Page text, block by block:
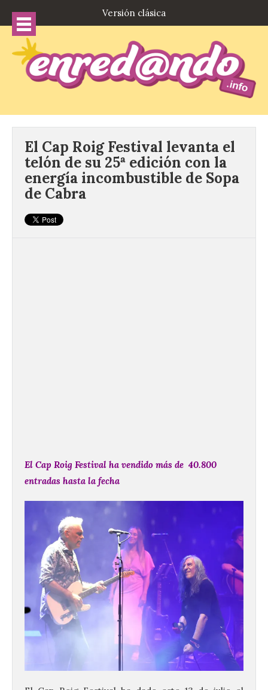
Versión clásica
El Cap Roig Festival levanta el
telón de su 25ª edición con la
energía incombustible de Sopa
de Cabra
El Cap Roig Festival ha vendido más de 40.800
entradas hasta la fecha